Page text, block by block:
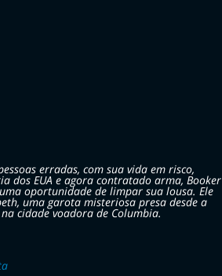
erradas, com sua vida em risco,
dos EUA e agora contratado arma, Booker
oportunidade de limpar sua lousa. Ele
uma garota misteriosa presa desde a
cidade voadora de Columbia.